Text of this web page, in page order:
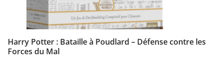
Harry Potter : Bataille à Poudlard – Défense contre les
Forces du Mal